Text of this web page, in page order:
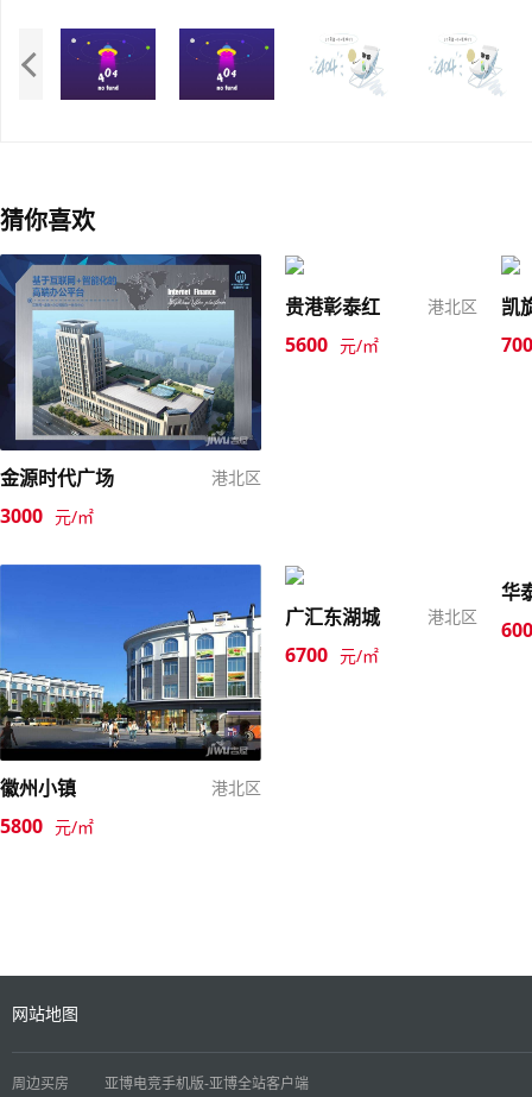
猜你喜欢
金源时代广场 港北区
3000 元/㎡
贵港彰泰红 港北区
5600 元/㎡
凯
徽州小镇 港北区
5800 元/㎡
广汇东湖城 港北区
6700 元/㎡
华
网站地图
周边买房 亚博电竞手机版-亚博全站客户端